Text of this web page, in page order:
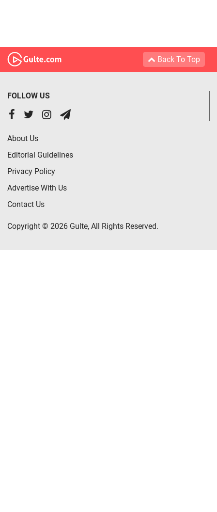
Back To Top
FOLLOW US
About Us
Editorial Guidelines
Privacy Policy
Advertise With Us
Contact Us
Copyright © 2026 Gulte, All Rights Reserved.